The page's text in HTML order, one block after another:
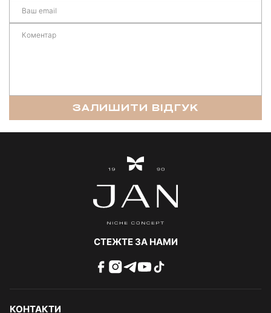
ЗАЛИШИТИ ВІДГУК
СТЕЖТЕ ЗА НАМИ
КОНТАКТИ